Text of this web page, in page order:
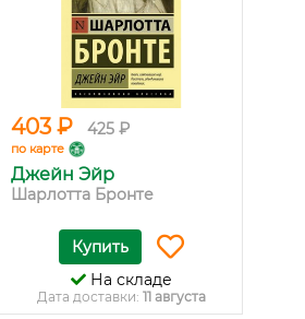
403 ₽ 425 ₽
по карте
Джейн Эйр
Шарлотта Бронте
Купить
На складе
Дата доставки: 11 августа